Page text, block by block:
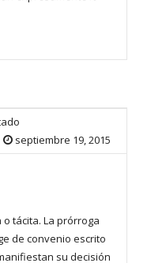
septiembre 19, 2015
o tácita. La prórroga
de convenio escrito
su decisión